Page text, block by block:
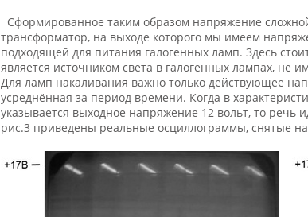
Сформированное таким образом напряжение
трансформатор, на выходе которого мы имеем
подходящей для питания галогенных ламп. Здесь
является источником света в галогенных лампах,
Для ламп накаливания важно только действующее
усреднённая за период времени. Когда в
указывается выходное напряжение 12 вольт, то
рис.3 приведены реальные осциллограммы, снятые